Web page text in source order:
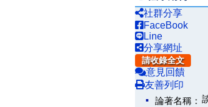
社群分享
FaceBook
Line
分享網址
請收錄全文
意見回饋
友善列印
論著名稱：